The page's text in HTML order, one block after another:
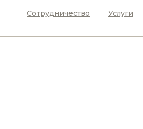
Услуги
Сотрудничество